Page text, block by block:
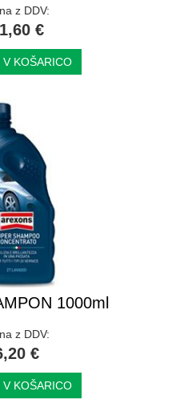
z DDV:
€
V KOŠARICO
1000ml
z DDV:
€
V KOŠARICO